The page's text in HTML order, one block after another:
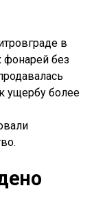
в
фонарей без
ущербу более